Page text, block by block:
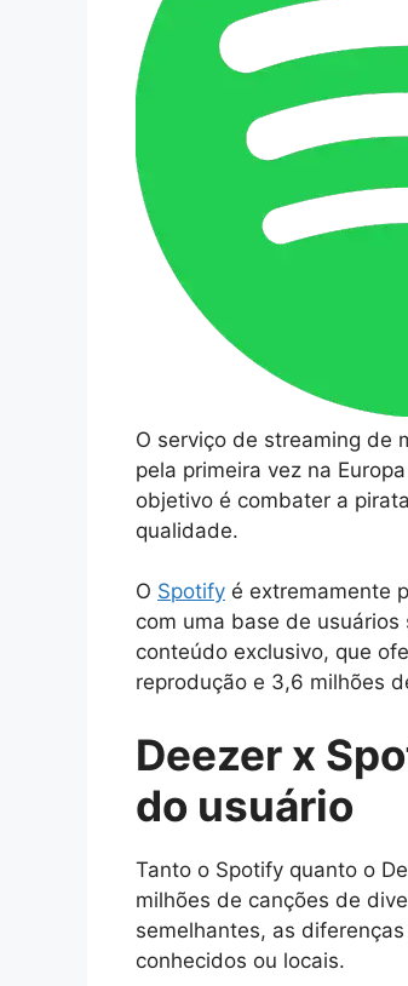
O serviço de streaming de
pela primeira vez na
objetivo é combater a
qualidade.
O Spotify é extremamente
com uma base de
conteúdo exclusivo, que
reprodução e 3,6 milhões
Deezer x
do usuário
Tanto o Spotify quanto o
milhões de canções de
semelhantes, as
conhecidos ou locais.